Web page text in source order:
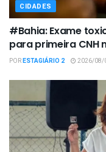
CIDADES
#Bahia: Exame
para primeira CNH
PORESTAGIÁRIO 2 2026/08/